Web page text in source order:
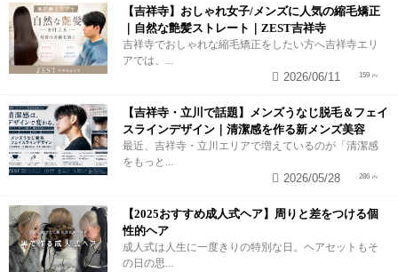
【吉祥寺】おしゃれ女子/メンズに人気の縮毛矯正
｜自然な艶髪ストレート｜ZEST吉祥寺
吉祥寺でおしゃれな縮毛矯正をしたい方へ吉祥寺エリ
アでは、...
159
2026/06/11
【吉祥寺・立川で話題】メンズうなじ脱毛＆フェイ
スラインデザイン｜清潔感を作る新メンズ美容
最近、吉祥寺・立川エリアで増えているのが「清潔感
をもっと...
286
2026/05/28
【2025おすすめ成人式ヘア】周りと差をつける個
性的ヘア
成人式は人生に一度きりの特別な日。ヘアセットもそ
の日の思...